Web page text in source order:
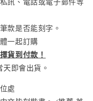
訊、電話或電子郵件等
款是否能刻字。
一起訂購
貨到付款！
即會出貨。
處